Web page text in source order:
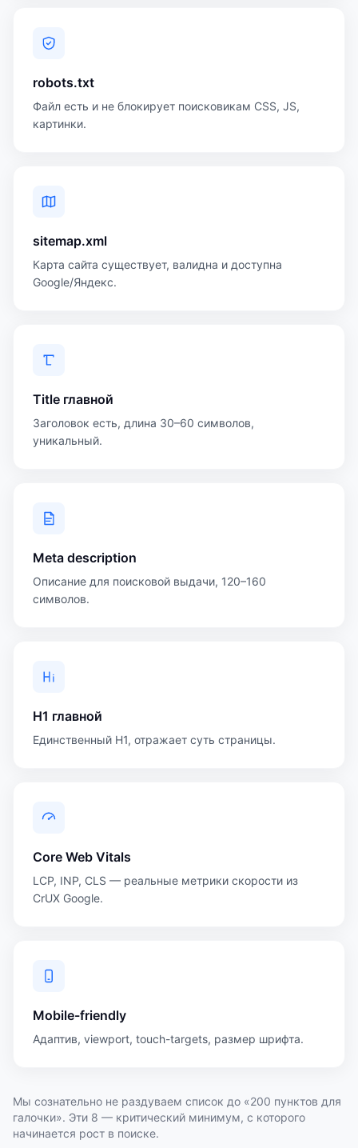
robots.txt
Файл есть и не блокирует поисковикам CSS, JS,
картинки.
sitemap.xml
Карта сайта существует, валидна и доступна
Google/Яндекс.
Title главной
Заголовок есть, длина 30–60 символов,
уникальный.
Meta description
Описание для поисковой выдачи, 120–160
символов.
H1 главной
Единственный H1, отражает суть страницы.
Core Web Vitals
LCP, INP, CLS — реальные метрики скорости из
CrUX Google.
Mobile-friendly
Адаптив, viewport, touch-targets, размер шрифта.
Мы сознательно не раздуваем список до «200 пунктов для
галочки». Эти 8 — критический минимум, с которого
начинается рост в поиске.